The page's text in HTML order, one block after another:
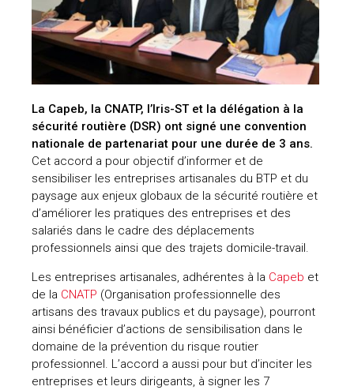
La Capeb, la CNATP, l’Iris-ST et la délégation à la
sécurité routière (DSR) ont signé une convention
nationale de partenariat pour une durée de 3 ans.
Cet accord a pour objectif d’informer et de
sensibiliser les entreprises artisanales du BTP et du
paysage aux enjeux globaux de la sécurité routière et
d’améliorer les pratiques des entreprises et des
salariés dans le cadre des déplacements
professionnels ainsi que des trajets domicile-travail.
Les entreprises artisanales, adhérentes à la Capeb et
de la CNATP (Organisation professionnelle des
artisans des travaux publics et du paysage), pourront
ainsi bénéficier d’actions de sensibilisation dans le
domaine de la prévention du risque routier
professionnel. L’accord a aussi pour but d’inciter les
entreprises et leurs dirigeants, à signer les 7